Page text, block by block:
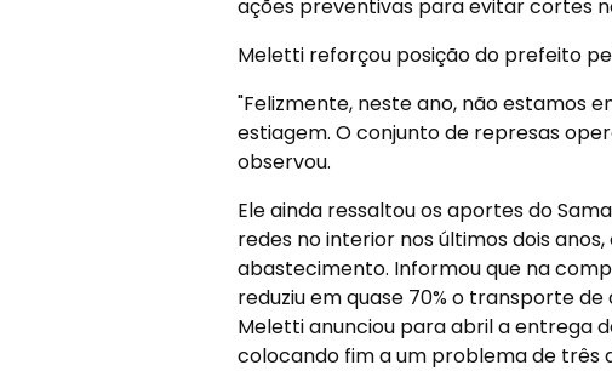
ações preventivas para evitar cortes
Meletti reforçou posição do prefeito
"Felizmente, neste ano, não estamos
estiagem. O conjunto de represas
observou.
Ele ainda ressaltou os aportes do
redes no interior nos últimos dois
abastecimento. Informou que na
reduziu em quase 70% o transporte
Meletti anunciou para abril a entrega
colocando fim a um problema de três